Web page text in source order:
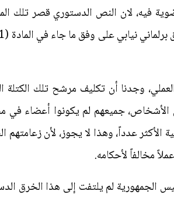
فيه، لان النص الدستوري قصر تلك
وجدنا أن تكليف مرشح تلك
الأشخاص، جميعهم لم يكونوا أعضاء في
الأكثر عدداً، وهذا لا يجوز، لأن
مخالفاً لأحكامه.
الجمهورية لم يلتفت إلى هذا الخرق